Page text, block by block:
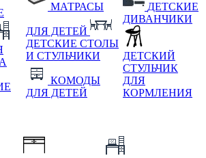
МАТРАСЫ
ДЛЯ ДЕТЕЙ
ДЕТСКИЕ СТОЛЫ
И СТУЛЬЧИКИ
КОМОДЫ
ДЛЯ ДЕТЕЙ
ДЕТСКИЕ
ДИВАНЧИКИ
ДЕТСКИЙ
СТУЛЬЧИК
ДЛЯ
КОРМЛЕНИЯ